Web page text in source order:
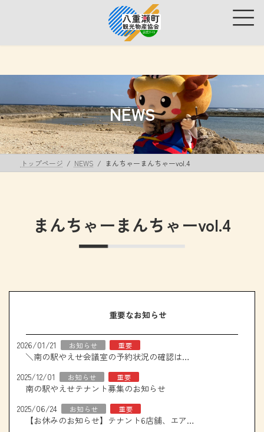
ス
プ
ン
動
NEWS
トップページ NEWS まんちゃーまんちゃーvol.4
まんちゃーまんちゃーvol.4
重要なお知らせ
2026/01/21 お知らせ 重要
＼南の駅やえせ会議室の予約状況の確認はこちら！／
2025/12/01
お知らせ 重要
南の駅やえせテナント募集のお知らせ
2025/06/24
お知らせ 重要
【お休みのお知らせ】テナント6店舗、エアコン取り換え工事について